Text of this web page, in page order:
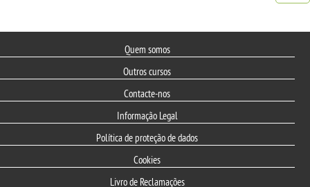
Quem somos
Outros cursos
Contacte-nos
Informação Legal
Política de proteção de dados
Cookies
Livro de Reclamações